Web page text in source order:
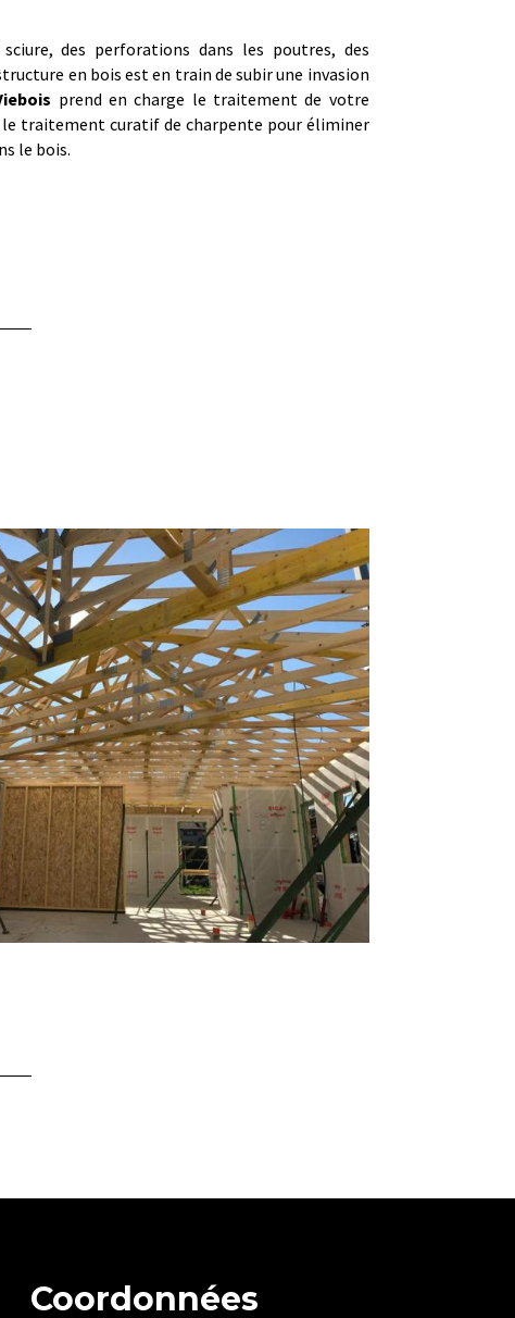
des perforations dans les poutres, des
en bois est en train de subir une invasion
prend en charge le traitement de votre
le traitement curatif de charpente pour éliminer
le bois.
Coordonnées